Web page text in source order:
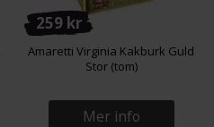
259 kr
Amaretti Virginia Kakburk Guld
Stor (tom)
Mer info